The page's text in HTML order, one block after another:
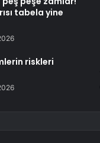
tabela yine
riskleri